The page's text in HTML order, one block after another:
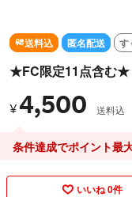
送料込 匿名配送 す
★FC限定11点含む★
¥4,500 送料込
条件達成でポイント最
いいね 0件